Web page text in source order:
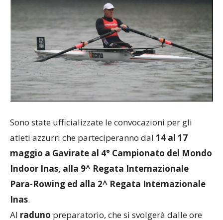
Sono state ufficializzate le convocazioni per gli
atleti azzurri che parteciperanno dal 14 al 17
maggio a Gavirate al 4° Campionato del Mondo
Indoor Inas, alla 9^ Regata Internazionale
Para-Rowing ed alla 2^ Regata Internazionale
Inas.
Al raduno preparatorio, che si svolgerà dalle ore